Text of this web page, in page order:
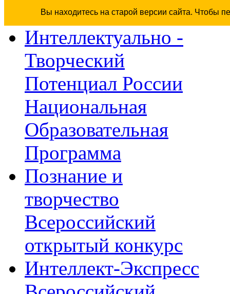
Вы находитесь на старой версии сайта. Чтобы
Интеллектуально -
Творческий
Потенциал России
Национальная
Образовательная
Программа
Познание и
творчество
Всероссийский
открытый конкурс
Интеллект-Экспресс